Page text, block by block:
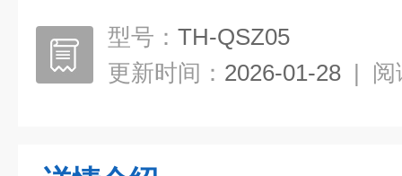
型号： TH-QSZ05
更新时间： 2026-01-28 | 阅